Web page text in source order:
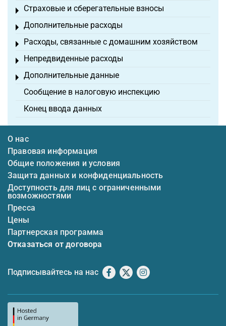
Страховые и сберегательные взносы
Toggle menu
Дополнительные расходы
Toggle menu
Расходы, связанные с домашним хозяйством
Toggle menu
Непредвиденные расходы
Toggle menu
Дополнительные данные
Toggle menu
Сообщение в налоговую инспекцию
Конец ввода данных
О нас
Правовая информация
Общие положения и условия
Защита данных и конфиденциальность
Доступность для лиц с ограниченными
возможностями
Пресса
Цены
Партнерская программа
Отказаться от договора
Подписывайтесь на нас Facebook
X Instagram